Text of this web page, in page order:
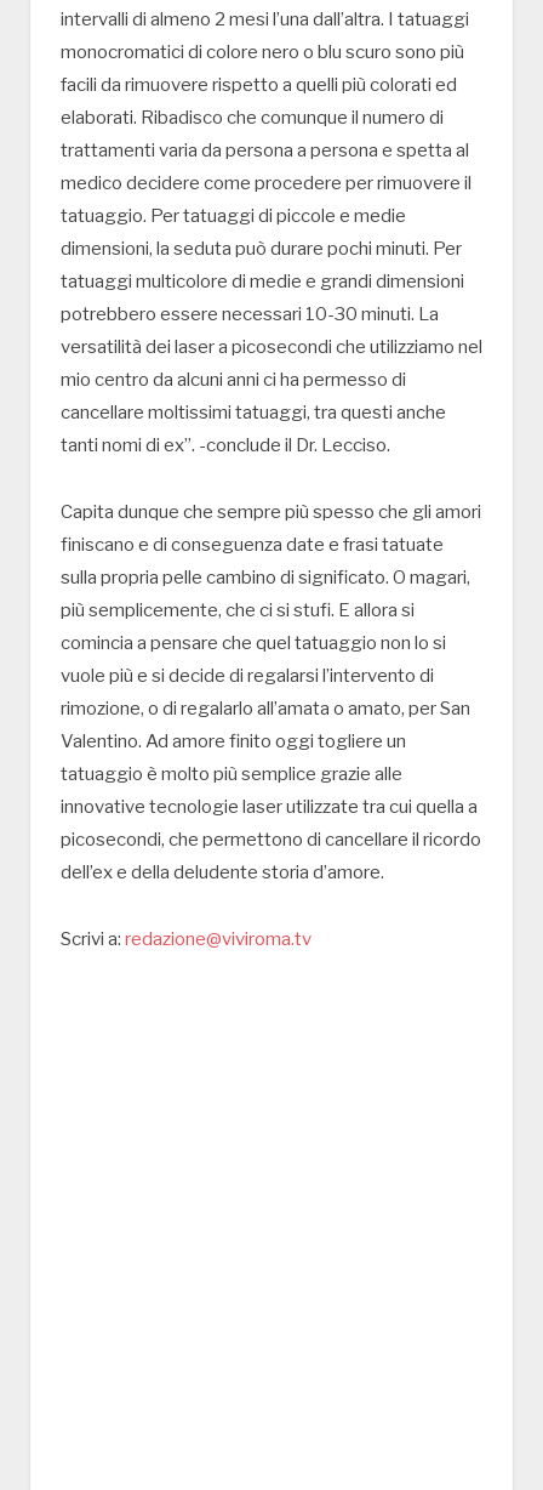
intervalli di almeno 2 mesi l’una dall’altra. I tatuaggi
monocromatici di colore nero o blu scuro sono più
facili da rimuovere rispetto a quelli più colorati ed
elaborati. Ribadisco che comunque il numero di
trattamenti varia da persona a persona e spetta al
medico decidere come procedere per rimuovere il
tatuaggio. Per tatuaggi di piccole e medie
dimensioni, la seduta può durare pochi minuti. Per
tatuaggi multicolore di medie e grandi dimensioni
potrebbero essere necessari 10-30 minuti. La
versatilità dei laser a picosecondi che utilizziamo nel
mio centro da alcuni anni ci ha permesso di
cancellare moltissimi tatuaggi, tra questi anche
tanti nomi di ex”. -conclude il Dr. Lecciso.
Capita dunque che sempre più spesso che gli amori
finiscano e di conseguenza date e frasi tatuate
sulla propria pelle cambino di significato. O magari,
più semplicemente, che ci si stufi. E allora si
comincia a pensare che quel tatuaggio non lo si
vuole più e si decide di regalarsi l’intervento di
rimozione, o di regalarlo all’amata o amato, per San
Valentino. Ad amore finito oggi togliere un
tatuaggio è molto più semplice grazie alle
innovative tecnologie laser utilizzate tra cui quella a
picosecondi, che permettono di cancellare il ricordo
dell’ex e della deludente storia d’amore.
Scrivi a: redazione@viviroma.tv